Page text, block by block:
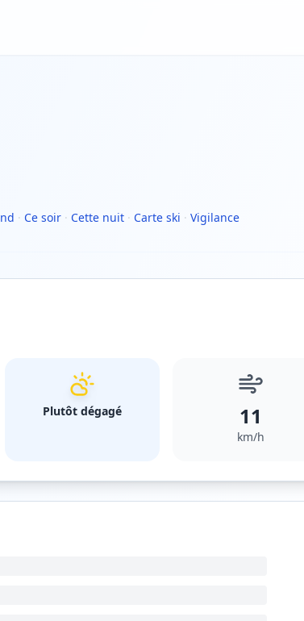
· Ce soir · Cette nuit · Carte ski · Vigilance
Plutôt dégagé 11
km/h